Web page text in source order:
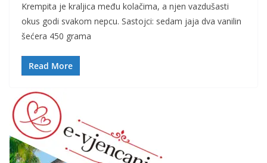
Krempita je kraljica među kolačima, a njen vazdušasti
okus godi svakom nepcu. Sastojci: sedam jaja dva vanilin
šećera 450 grama
Read More